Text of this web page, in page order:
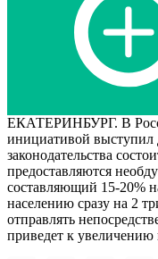
ЕКАТЕРИНБУРГ. В
инициативой выступил
законодательства
предоставляются
составляющий 15-20%
населению сразу на 2
отправлять
приведет к увеличению